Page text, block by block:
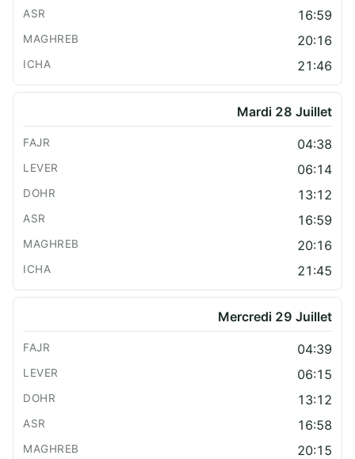
16:59
20:16
21:46
Mardi 28 Juillet
04:38
06:14
13:12
16:59
20:16
21:45
Mercredi 29 Juillet
04:39
06:15
13:12
16:58
20:15